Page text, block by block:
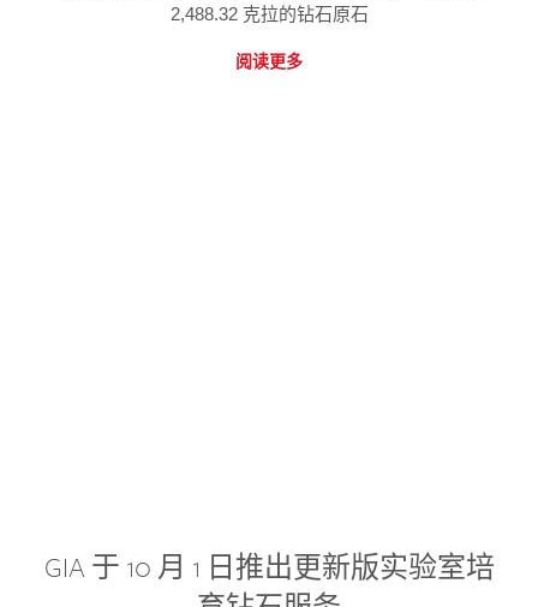
2,488.32 克拉的钻石原石
阅读更多
GIA 于 10 月 1 日推出更新版实验室培